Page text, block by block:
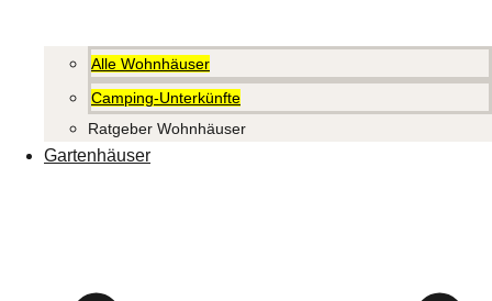
Alle Wohnhäuser
Camping-Unterkünfte
Ratgeber Wohnhäuser
Gartenhäuser